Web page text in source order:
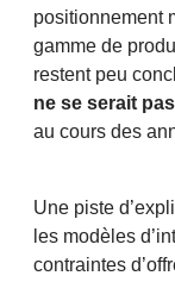
positionnement
gamme de
restent peu
ne se serait
au cours des
Une piste
les modèles
contraintes